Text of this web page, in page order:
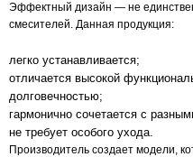
Эффектный дизайн — не
смесителей. Данная продукция:
легко устанавливается;
отличается высокой
долговечностью;
гармонично сочетается с
не требует особого ухода.
Производитель создает модели,